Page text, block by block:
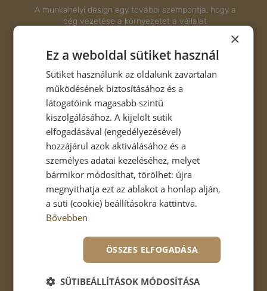
A munkahelyi design egy további szempontja, hogy a
cég vezetése a környezetet a vállalat
RÉSZLETEK
Felébresztjük a láthatatlan igényeket
Bemutatjuk a termelékenységi palettát. Útmutatót
adunk a színekkel való munkához.
×
Ez a weboldal sütiket használ
Sütiket használunk az oldalunk zavartalan
működésének biztosításához és a
látogatóink magasabb szintű
kiszolgálásához. A kijelölt sütik
elfogadásával (engedélyezésével)
hozzájárul azok aktiválásához és a
személyes adatai kezeléséhez, melyet
bármikor módosíthat, törölhet: újra
megnyithatja ezt az ablakot a honlap alján,
a süti (cookie) beállításokra kattintva.
Bővebben
ÖSSZES ELFOGADÁSA
SÜTIBEÁLLÍTÁSOK MÓDOSÍTÁSA